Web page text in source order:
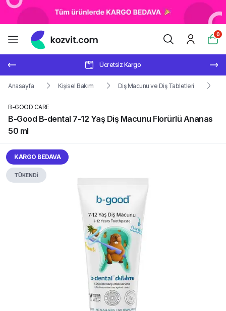
0
Ücretsiz Kargo
Anasayfa Kişisel Bakım Diş Macunu ve Diş Tabletleri
B-GOOD CARE
B-Good B-dental 7-12 Yaş Diş Macunu Florürlü Ananas
50 ml
KARGO BEDAVA
TÜKENDİ